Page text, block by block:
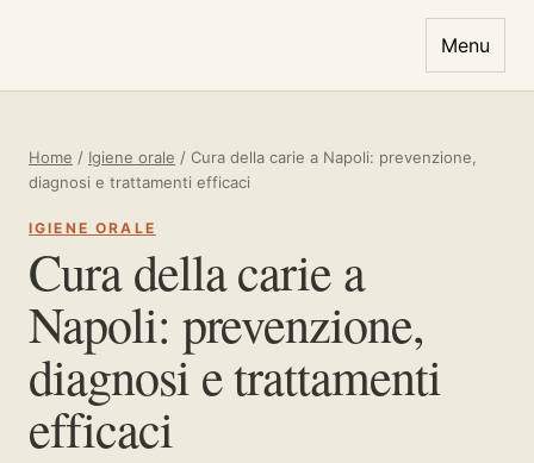
Menu
Home / Igiene orale / Cura della carie a Napoli: prevenzione,
diagnosi e trattamenti efficaci
IGIENE ORALE
Cura della carie a
Napoli: prevenzione,
diagnosi e trattamenti
efficaci